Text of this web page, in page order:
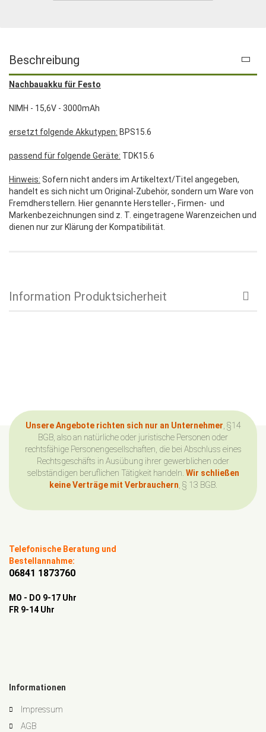
Beschreibung
Nachbauakku für Festo
NIMH - 15,6V - 3000mAh
ersetzt folgende Akkutypen: BPS15.6
passend für folgende Geräte: TDK15.6
Hinweis: Sofern nicht anders im Artikeltext/Titel angegeben,
handelt es sich nicht um Original-Zubehör, sondern um Ware von
Fremdherstellern. Hier genannte Hersteller-, Firmen- und
Markenbezeichnungen sind z. T. eingetragene Warenzeichen und
dienen nur zur Klärung der Kompatibilität.
Information Produktsicherheit
Unsere Angebote richten sich nur an Unternehmer , §14
BGB, also an natürliche oder juristische Personen oder
rechtsfähige Personengesellschaften, die bei Abschluss eines
Rechtsgeschäfts in Ausübung ihrer gewerblichen oder
selbständigen beruflichen Tätigkeit handeln. Wir schließen
keine Verträge mit Verbrauchern , § 13 BGB.
Telefonische Beratung und
Bestellannahme:
06841 1873760
MO - DO 9-17 Uhr
FR 9-14 Uhr
Informationen
Impressum
AGB